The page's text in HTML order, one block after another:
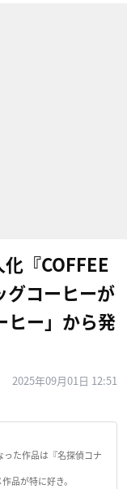
『COFFEE
グコーヒーが
ヒー」から発
2025年09月01日 12:51
た作品は『名探偵コナ
品が特に好き。